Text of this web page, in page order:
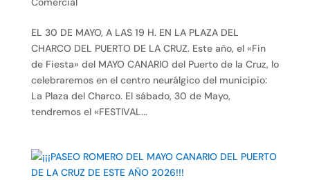
EL 30 DE MAYO, A LAS 19 H. EN LA PLAZA DEL
CHARCO DEL PUERTO DE LA CRUZ. Este año, el «Fin
de Fiesta» del MAYO CANARIO del Puerto de la Cruz, lo
celebraremos en el centro neurálgico del municipio:
La Plaza del Charco. El sábado, 30 de Mayo,
tendremos el «FESTIVAL...